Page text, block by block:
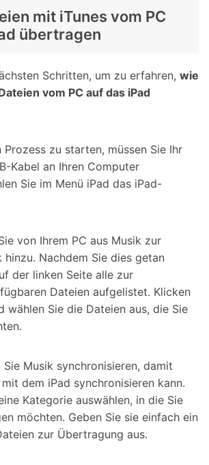
mit iTunes vom PC
übertragen
Schritten, um zu erfahren, wie
vom PC auf das iPad
Prozess zu starten, müssen Sie Ihr
Kabel an Ihren Computer
Sie im Menü iPad das iPad-
von Ihrem PC aus Musik zur
hinzu. Nachdem Sie dies getan
der linken Seite alle zur
Dateien aufgelistet. Klicken
wählen Sie die Dateien aus, die Sie
Sie Musik synchronisieren, damit
dem iPad synchronisieren kann.
Kategorie auswählen, in die Sie
möchten. Geben Sie sie einfach ein
zur Übertragung aus.